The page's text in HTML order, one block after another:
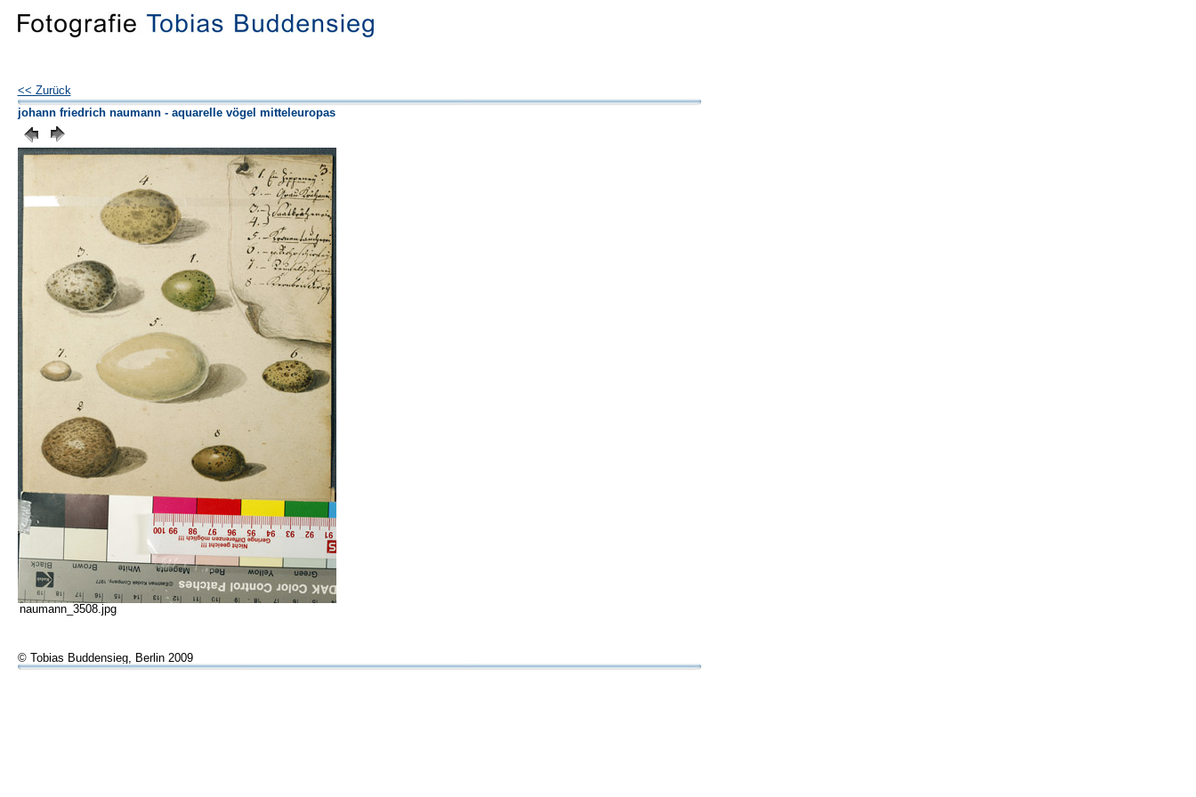
<< Zurück
johann friedrich naumann - aquarelle vögel mitteleuropas
naumann_3508.jpg
© Tobias Buddensieg, Berlin 2009